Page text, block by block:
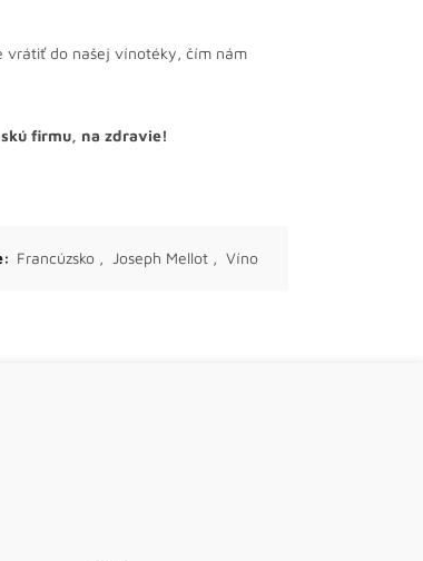
vrátiť do našej vínotéky, čím nám
firmu, na zdravie!
Francúzsko , Joseph Mellot , Víno